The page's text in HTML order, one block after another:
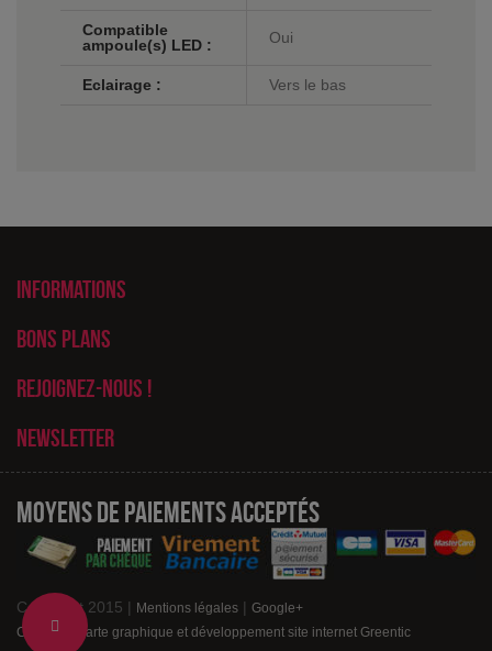
Change
Compatible
ampoule(s) LED :
Oui
Eclairage : Vers le bas
Informations
Bons plans
Rejoignez-nous !
Newsletter
Moyens de paiements acceptés
Copyright 2015 | Mentions légales | Google+
Création charte graphique et développement site internet Greentic